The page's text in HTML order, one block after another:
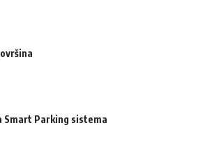
Smart Parking sistema